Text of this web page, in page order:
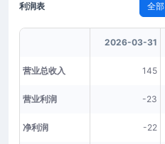
利润表 全部
2026-03-31
营业总收入 145
营业利润 -23
净利润 -22